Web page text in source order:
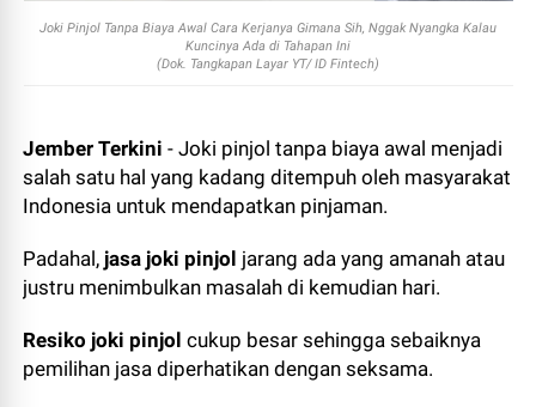
Joki Pinjol Tanpa Biaya Awal Cara Kerjanya Gimana Sih, Nggak Nyangka Kalau
Kuncinya Ada di Tahapan Ini
(Dok. Tangkapan Layar YT/ ID Fintech)
Jember Terkini - Joki pinjol tanpa biaya awal menjadi
salah satu hal yang kadang ditempuh oleh masyarakat
Indonesia untuk mendapatkan pinjaman.
Padahal, jasa joki pinjol jarang ada yang amanah atau
justru menimbulkan masalah di kemudian hari.
Resiko joki pinjol cukup besar sehingga sebaiknya
pemilihan jasa diperhatikan dengan seksama.